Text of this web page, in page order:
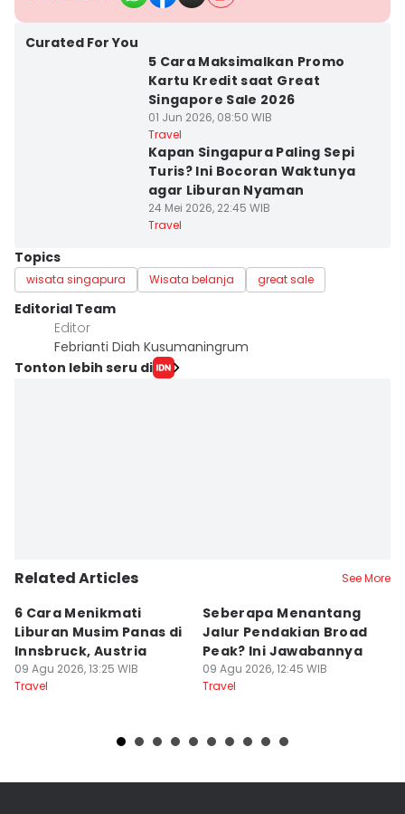
Curated For You
5 Cara Maksimalkan Promo
Kartu Kredit saat Great
Singapore Sale 2026
01 Jun 2026, 08:50 WIB
Travel
Kapan Singapura Paling Sepi
Turis? Ini Bocoran Waktunya
agar Liburan Nyaman
24 Mei 2026, 22:45 WIB
Travel
Topics
wisata singapura Wisata belanja great sale
Editorial Team
Editor
Febrianti Diah Kusumaningrum
Tonton lebih seru di
Related Articles See More
6 Cara Menikmati
Liburan Musim Panas di
Innsbruck, Austria
09 Agu 2026, 13:25 WIB
Travel
Seberapa Menantang
Jalur Pendakian Broad
Peak? Ini Jawabannya
09 Agu 2026, 12:45 WIB
Travel